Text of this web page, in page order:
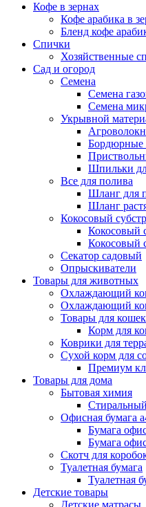
Кофе в зернах
Кофе арабика в
Бленд кофе
Спички
Хозяйственные
Сад и огород
Семена
Семена
Семена
Укрывной
Бордюрные
Шпильки
Все для полива
Шланг для
Шланг
Кокосовый
Кокосовый
Кокосовый
Секатор садовый
Опрыскиватели
Товары для животных
Охлаждающий
Охлаждающий
Товары для
Корм для
Коврики для
Сухой корм для
Премиум
Товары для дома
Бытовая химия
Офисная бумага
Бумага
Бумага
Скотч для
Туалетная бумага
Туалетная
Детские товары
Детские матрасы